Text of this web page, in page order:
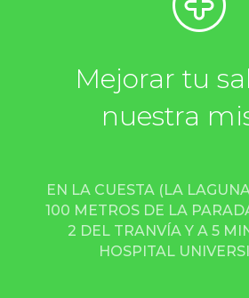
Mejorar tu
nuestra
EN LA CUESTA (LA
100 METROS DE LA
2 DEL TRANVÍA Y A 5
HOSPITAL